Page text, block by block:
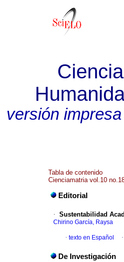
versión impresa
Tabla de contenido
Cienciamatria vol.10
Editorial
· Sustentabilidad
Chirino García, Raysa
· texto en Español ·
De Investigación